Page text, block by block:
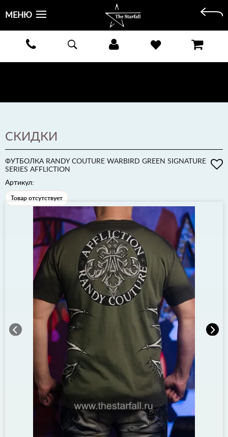
БЕСПЛАТНАЯ ДОСТАВКА КУРЬЕРОМ ИЛИ ПОЧТОЙ ПО ВСЕЙ РОССИИ! ОПЛАТА ПРИ ПОЛУЧЕНИИ
ПОДРОБНЕЕ >
МЕНЮ
СКИДКИ
ФУТБОЛКА RANDY COUTURE WARBIRD GREEN SIGNATURE
SERIES AFFLICTION
Артикул:
Товар отсутствует